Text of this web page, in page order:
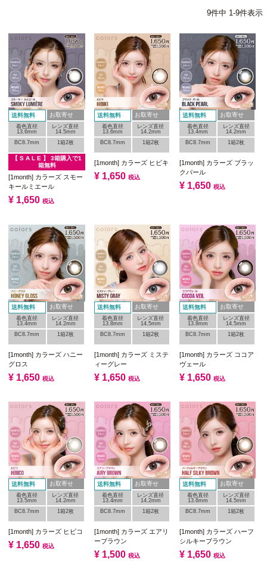
9件中 1 -9件表示
送料無料 お取寄せ
着色直径
13.6mm
レンズ直径
14.5mm
BC8.7mm
1箱2枚
【 S A L E 】 3箱購入で1
箱無料
[1month] カラーズ スモー
キールミエール
¥ 1,650 税込
送料無料 お取寄せ
着色直径
13.6mm
レンズ直径
14.2mm
BC8.7mm
1箱2枚
[1month] カラーズ ヒビキ
¥ 1,650 税込
送料無料 お取寄せ
着色直径
13.4mm
レンズ直径
14.2mm
BC8.7mm
1箱2枚
[1month] カラーズ ブラッ
クパール
¥ 1,650 税込
送料無料 お取寄せ
着色直径
13.4mm
レンズ直径
14.2mm
BC8.7mm
1箱2枚
[1month] カラーズ ハニー
グロス
¥ 1,650 税込
送料無料 お取寄せ
着色直径
13.8mm
レンズ直径
14.5mm
BC8.7mm
1箱2枚
[1month] カラーズ ミステ
ィーグレー
¥ 1,650 税込
送料無料 お取寄せ
着色直径
13.8mm
レンズ直径
14.5mm
BC8.7mm
1箱2枚
[1month] カラーズ ココア
ヴェール
¥ 1,650 税込
送料無料 お取寄せ
着色直径
13.5mm
レンズ直径
14.2mm
BC8.7mm
1箱2枚
[1month] カラーズ ヒビコ
¥ 1,650 税込
送料無料 お取寄せ
着色直径
13.4mm
レンズ直径
14.2mm
BC8.7mm
1箱2枚
[1month] カラーズ エアリ
ーブラウン
¥ 1,500 税込
送料無料 お取寄せ
着色直径
13.6mm
レンズ直径
14.5mm
BC8.7mm
1箱2枚
[1month] カラーズ ハーフ
シルキーブラウン
¥ 1,650 税込